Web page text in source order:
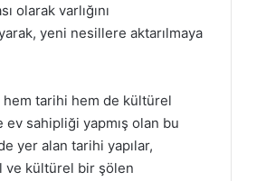
olarak varlığını
yeni nesillere aktarılmaya
hem tarihi hem de kültürel
sahipliği yapmış olan bu
yer alan tarihi yapılar,
ve kültürel bir şölen